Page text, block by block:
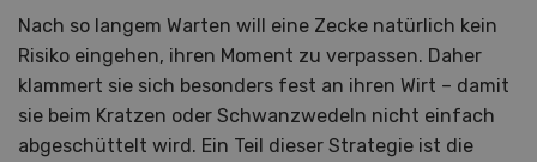
Nach so langem Warten will eine Zecke natürlich kein
Risiko eingehen, ihren Moment zu verpassen. Daher
klammert sie sich besonders fest an ihren Wirt – damit
sie beim Kratzen oder Schwanzwedeln nicht einfach
abgeschüttelt wird. Ein Teil dieser Strategie ist die